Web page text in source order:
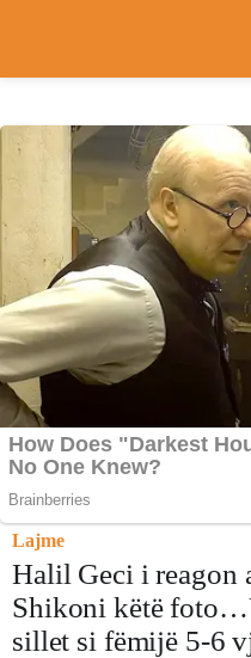
Lajme
Halil Geci i reagon
Shikoni këtë
sillet si fëmijë 5-6